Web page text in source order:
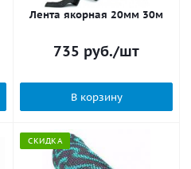
Лента якорная 20мм 30м
735 руб./шт
В корзину
СКИДКА